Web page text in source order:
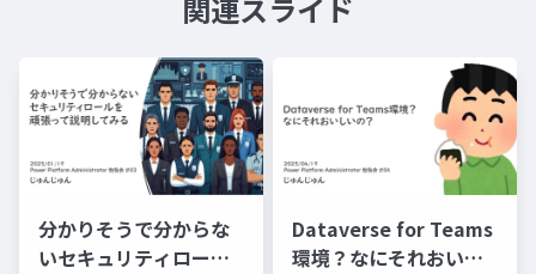
関連スライド
分かりそうで分からな
いセキュリティロール
Dataverse for Teams
環境？なにそれおいし